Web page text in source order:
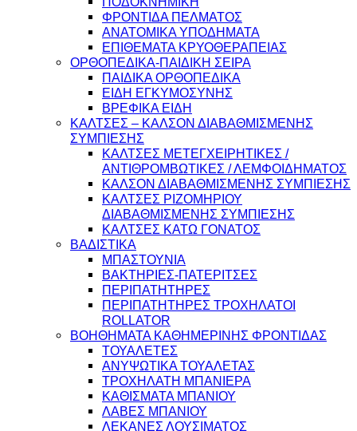
ΦΡΟΝΤΙΔΑ ΠΕΛΜΑΤΟΣ
ΑΝΑΤΟΜΙΚΑ ΥΠΟΔΗΜΑΤΑ
ΕΠΙΘΕΜΑΤΑ ΚΡΥΟΘΕΡΑΠΕΙΑΣ
ΟΡΘΟΠΕΔΙΚΑ-ΠΑΙΔΙΚΗ ΣΕΙΡΑ
ΠΑΙΔΙΚΑ ΟΡΘΟΠΕΔΙΚΑ
ΕΙΔΗ ΕΓΚΥΜΟΣΥΝΗΣ
ΒΡΕΦΙΚΑ ΕΙΔΗ
ΚΑΛΤΣΕΣ – ΚΑΛΣΟΝ ΔΙΑΒΑΘΜΙΣΜΕΝΗΣ
ΣΥΜΠΙΕΣΗΣ
ΚΑΛΤΣΕΣ ΜΕΤΕΓΧΕΙΡΗΤΙΚΕΣ /
ΑΝΤΙΘΡΟΜΒΩΤΙΚΕΣ / ΛΕΜΦΟΙΔΗΜΑΤΟΣ
ΚΑΛΣΟΝ ΔΙΑΒΑΘΜΙΣΜΕΝΗΣ ΣΥΜΠΙΕΣΗΣ
ΚΑΛΤΣΕΣ ΡΙΖΟΜΗΡΙΟΥ
ΔΙΑΒΑΘΜΙΣΜΕΝΗΣ ΣΥΜΠΙΕΣΗΣ
ΚΑΛΤΣΕΣ ΚΑΤΩ ΓΟΝΑΤΟΣ
ΒΑΔΙΣΤΙΚΑ
ΜΠΑΣΤΟΥΝΙΑ
ΒΑΚΤΗΡΙΕΣ-ΠΑΤΕΡΙΤΣΕΣ
ΠΕΡΙΠΑΤΗΤΗΡΕΣ
ΠΕΡΙΠΑΤΗΤΗΡΕΣ ΤΡΟΧΗΛΑΤΟΙ
ROLLATOR
ΒΟΗΘΗΜΑΤΑ ΚΑΘΗΜΕΡΙΝΗΣ ΦΡΟΝΤΙΔΑΣ
ΤΟΥΑΛΕΤΕΣ
ΑΝΥΨΩΤΙΚΑ ΤΟΥΑΛΕΤΑΣ
ΤΡΟΧΗΛΑΤΗ ΜΠΑΝΙΕΡΑ
ΚΑΘΙΣΜΑΤΑ ΜΠΑΝΙΟΥ
ΛΑΒΕΣ ΜΠΑΝΙΟΥ
ΛΕΚΑΝΕΣ ΛΟΥΣΙΜΑΤΟΣ